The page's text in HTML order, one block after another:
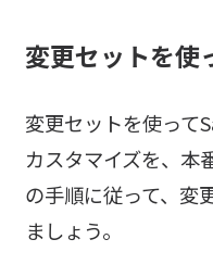
変更セットを使
変更セットを使って
カスタマイズを、本
の手順に従って、変
ましょう。